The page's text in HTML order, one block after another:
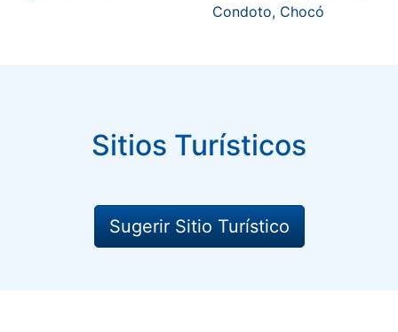
Condoto, Chocó
Sitios Turísticos
Sugerir Sitio Turístico